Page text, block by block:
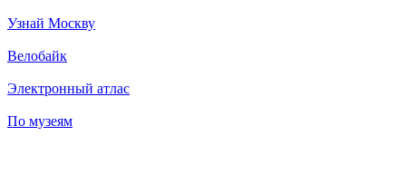
Узнай Москву
Велобайк
Электронный атлас
По музеям